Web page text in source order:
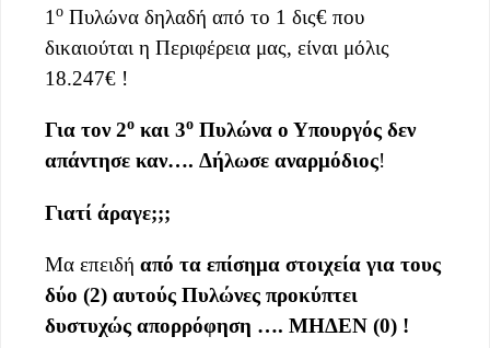
1ο Πυλώνα δηλαδή από το 1 δις€ που
δικαιούται η Περιφέρεια μας, είναι μόλις
18.247€ !
Για τον 2ο και 3ο Πυλώνα ο Υπουργός δεν
απάντησε καν…. Δήλωσε αναρμόδιος!
Γιατί άραγε;;;
Μα επειδή από τα επίσημα στοιχεία για τους
δύο (2) αυτούς Πυλώνες προκύπτει
δυστυχώς απορρόφηση …. ΜΗΔΕΝ (0) !